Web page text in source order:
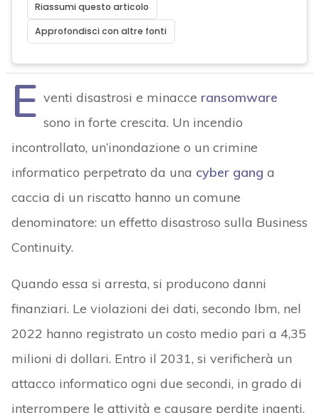
Riassumi questo articolo
Approfondisci con altre fonti
E venti disastrosi e minacce ransomware
sono in forte crescita. Un incendio
incontrollato, un’inondazione o un crimine
informatico perpetrato da una cyber gang a
caccia di un riscatto hanno un comune
denominatore: un effetto disastroso sulla Business
Continuity.
Quando essa si arresta, si producono danni
finanziari. Le violazioni dei dati, secondo Ibm, nel
2022 hanno registrato un costo medio pari a 4,35
milioni di dollari. Entro il 2031, si verificherà un
attacco informatico ogni due secondi, in grado di
interrompere le attività e causare perdite ingenti.